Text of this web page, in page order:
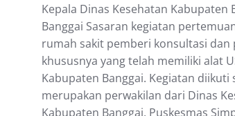
Kepala Dinas Kesehatan Kabupaten
Banggai Sasaran kegiatan
rumah sakit pemberi konsultasi
khususnya yang telah memiliki alat
Kabupaten Banggai. Kegiatan
merupakan perwakilan dari Dinas
Kabupaten Banggai, Puskesmas